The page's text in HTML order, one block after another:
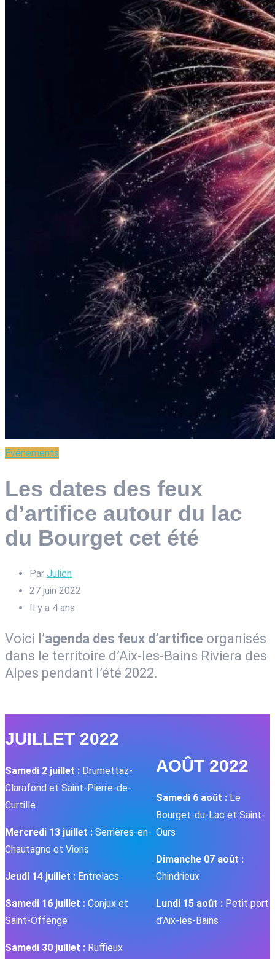
Evénements
Les dates des feux
d’artifice autour du lac
du Bourget cet été
Par Julien
27 juin 2022
Il y a 4 ans
Voici l’agenda des feux d’artifice organisés
dans le territoire d’Aix-les-Bains Riviera des
Alpes pendant l’été 2022.
JUILLET 2022
Samedi 2 juillet : Drumettaz-
Clarafond et Saint-Pierre-de-
Curtille
Mercredi 13 juillet : Serrières-en-
Chautagne et Vions
Jeudi 14 juillet : Entrelacs
Samedi 16 juillet : Conjux et
Saint-Offenge
Samedi 30 juillet : Ruffieux
AOÛT 2022
Samedi 6 août :Le
Bourget-du-Lac et Saint-
Ours
Dimanche 07 août :
Chindrieux
Lundi 15 août :Petit port
d’Aix-les-Bains